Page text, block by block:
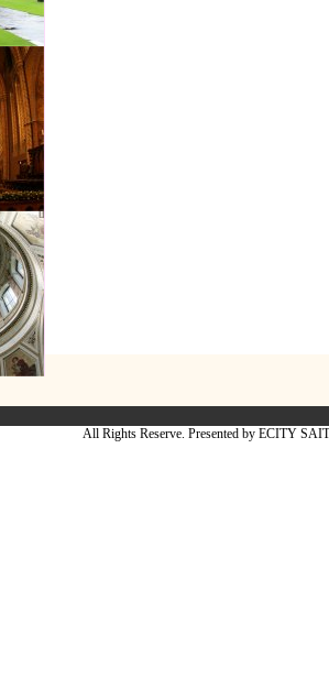
All Rights Reserve. Presented by ECITY